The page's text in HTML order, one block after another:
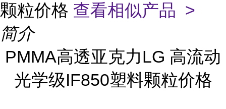
颗粒价格 查看相似产品 >
简介
PMMA高透亚克力LG 高流动
光学级IF850塑料颗粒价格